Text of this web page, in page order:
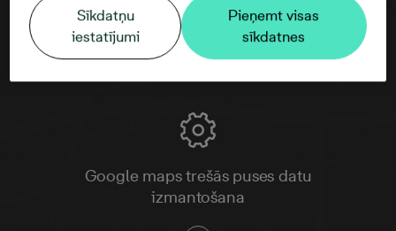
Google maps trešās puses datu
izmantošana
Sīkdatņu
iestatījumi
Pieņemt visas
sīkdatnes